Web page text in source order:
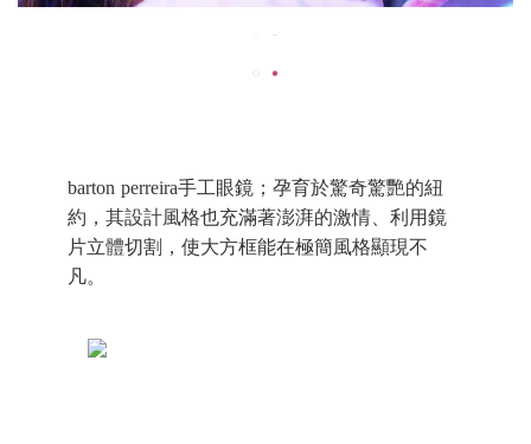
barton perreira手工眼鏡；孕育於驚奇驚艷的紐
約，其設計風格也充滿著澎湃的激情、利用鏡
片立體切割，使大方框能在極簡風格顯現不
凡。